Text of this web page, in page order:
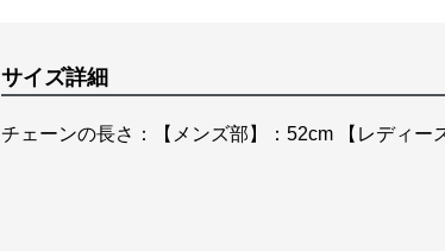
サイズ詳細
チェーンの長さ：【メンズ部】：52cm 【レディー